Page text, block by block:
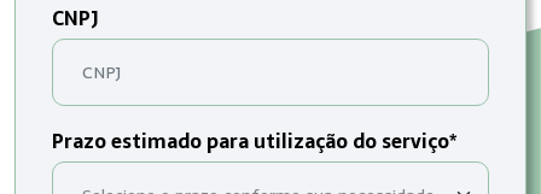
CNPJ
Prazo estimado para utilização do serviço*